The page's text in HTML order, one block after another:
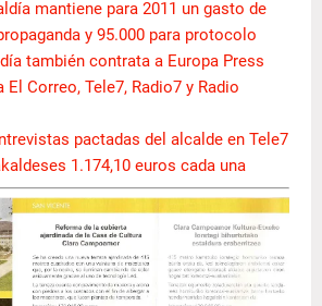
mantiene para 2011 un gasto de
y 95.000 para protocolo
también contrata a Europa Press
El Correo, Tele7, Radio7 y Radio
pactadas del alcalde en Tele7
1.174,10 euros cada una